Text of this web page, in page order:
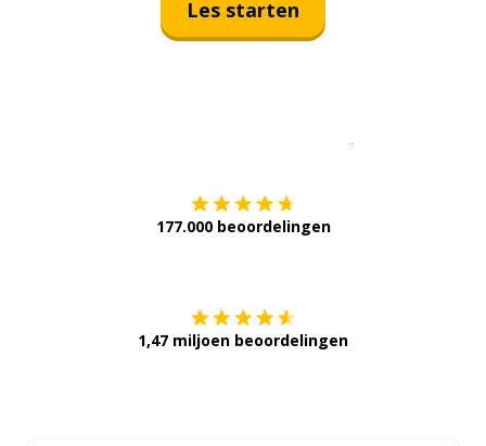
Les starten
177.000 beoordelingen
1,47 miljoen beoordelingen